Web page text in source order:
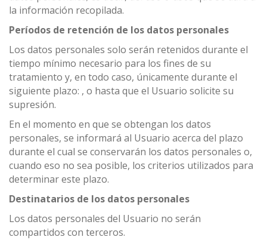
la información recopilada.
Períodos de retención de los datos personales
Los datos personales solo serán retenidos durante el
tiempo mínimo necesario para los fines de su
tratamiento y, en todo caso, únicamente durante el
siguiente plazo: , o hasta que el Usuario solicite su
supresión.
En el momento en que se obtengan los datos
personales, se informará al Usuario acerca del plazo
durante el cual se conservarán los datos personales o,
cuando eso no sea posible, los criterios utilizados para
determinar este plazo.
Destinatarios de los datos personales
Los datos personales del Usuario no serán
compartidos con terceros.